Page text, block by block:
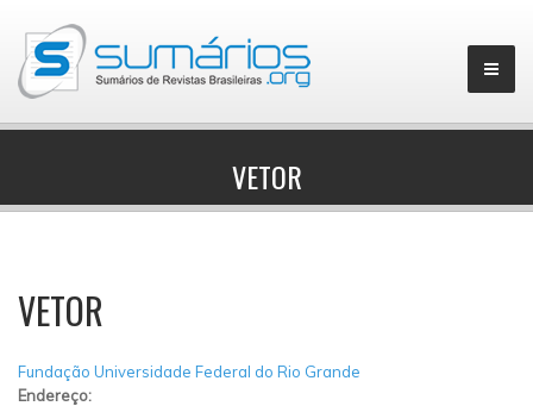
▼
VETOR
VETOR
Fundação Universidade Federal do Rio Grande
Endereço: